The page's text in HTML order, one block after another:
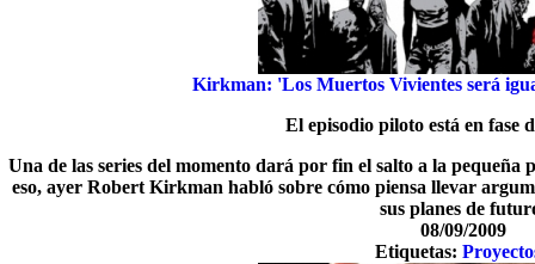
Kirkman: 'Los Muertos Vivientes será
El episodio piloto está en fase
Una de las series del momento dará por fin el salto a la
eso, ayer Robert Kirkman habló sobre cómo piensa llevar
sus planes de
08/09/2009
Etiquetas: